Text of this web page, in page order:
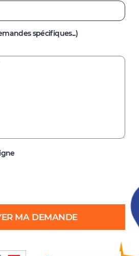
spécifiques...)